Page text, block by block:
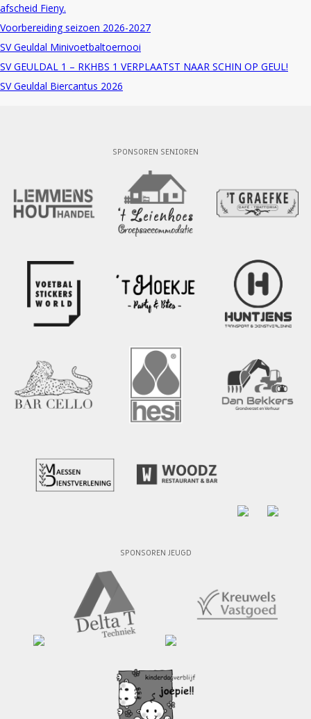
afscheid Fieny.
Voorbereiding seizoen 2026-2027
SV Geuldal Minivoetbaltoernooi
SV GEULDAL 1 – RKHBS 1 VERPLAATST NAAR SCHIN OP GEUL!
SV Geuldal Biercantus 2026
SPONSOREN SENIOREN
SPONSOREN JEUGD